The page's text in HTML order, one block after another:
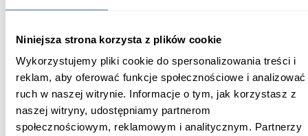
Niniejsza strona korzysta z plików cookie
Wykorzystujemy pliki cookie do spersonalizowania treści i
reklam, aby oferować funkcje społecznościowe i analizować
ruch w naszej witrynie. Informacje o tym, jak korzystasz z
naszej witryny, udostępniamy partnerom
społecznościowym, reklamowym i analitycznym. Partnerzy
67.00
Szerokość pow. spania [cm]:
200.00
Długość pow. spania [cm]:
200.00
Powierzchnia spania [cm]: